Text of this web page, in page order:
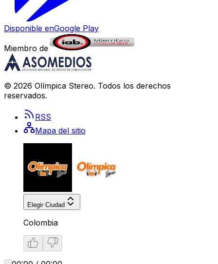
Disponible enGoogle Play
Miembro de
© 2026 Olímpica Stereo. Todos los derechos
reservados.
RSS
Mapa del sitio
Elegir Ciudad
Colombia